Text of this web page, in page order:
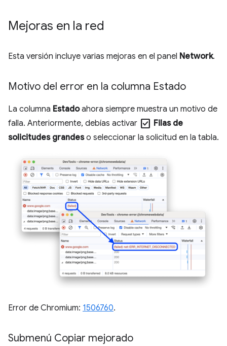
Mejoras en la red
Esta versión incluye varias mejoras en el panel Network.
Motivo del error en la columna Estado
La columna Estadoahora siempre muestra un motivo de
falla. Anteriormente, debías activar check_box Filas de
solicitudes grandeso seleccionar la solicitud en la tabla.
Error de Chromium: 1506760.
Submenú Copiar mejorado